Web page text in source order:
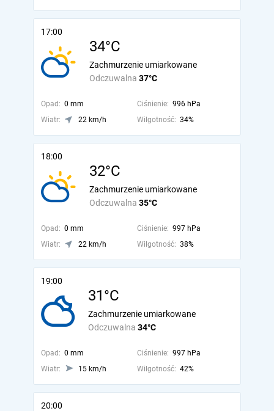
17:00
34°C
Odczuwalna 37°C
Zachmurzenie umiarkowane
Opad: 0 mm Ciśnienie: 996 hPa
Wiatr:
22 km/h Wilgotność: 34%
18:00
32°C
Odczuwalna 35°C
Zachmurzenie umiarkowane
Opad: 0 mm Ciśnienie: 997 hPa
Wiatr:
22 km/h Wilgotność: 38%
19:00
31°C
Odczuwalna 34°C
Zachmurzenie umiarkowane
Opad: 0 mm Ciśnienie: 997 hPa
Wiatr:
15 km/h Wilgotność: 42%
20:00